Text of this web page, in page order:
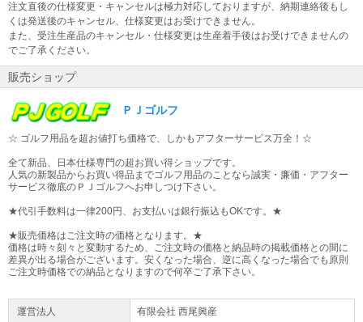
注文直後の仕様変更・キャンセルは極力対応しておりますが、納期連絡後もし
くは発送後のキャンセル、仕様変更はお受けできません。
また、受注生産品のキャンセル・仕様変更は生産着手後はお受けできませんの
でご了承ください。
販売ショップ
ＰＪゴルフ
☆ ゴルフ用品を超お値打ち価格で、しかもアフターサービス万全！☆
全て新品、日本仕様専門の超お買い得ショップです。
人気の新製品からお買い得品までゴルフ用品のことなら誠実・廉価・アフター
サービス徹底のＰＪゴルフへお申しつけ下さい。
★代引手数料は一律200円、お支払いは銀行振込もOKです。★
★販売価格はご注文時の価格となります。★
価格は時々刻々と変動するため、ご注文時の価格と納品時の掲載価格との間に
差異が出る場合がございます。安くなった場合、逆に高くなった場合でも原則
ご注文時価格での納品となりますので何卒ご了承下さい。
運営法人 有限会社 西尾興産